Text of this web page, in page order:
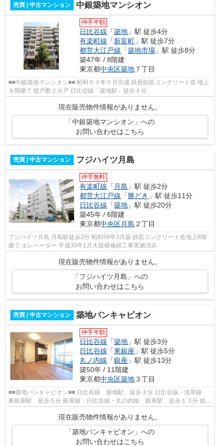
売買 | 中古マンション 中銀築地マンシオン
仲手半額
日比谷線 「築地 」駅 徒歩4分
有楽町線 「新富町 」駅 徒歩7分
都営大江戸線 「築地市場 」駅 徒歩8分
築47年 / 8階建
東京都中央区築地 ７丁目
■■中銀築地マンシオン■■ 昭和５４年６月完成 鉄骨鉄筋コンクリート造 地上
８階建て 総戸数２８戸 日比谷線「築地駅」徒歩４分
現在販売物件情報がありません。
「中銀築地マンシオン」への
お問い合わせはこちら
売買 | 中古マンション フジハイツ月島
仲手無料
有楽町線 「 月島 」駅 徒歩2分
都営大江戸線 「勝どき 」駅 徒歩11分
日比谷線 「築地 」駅 徒歩20分
築45年 / 6階建
東京都中央区月島 ２丁目
フジハイツ月島 月島駅徒歩2分 昭和56年3月築 鉄筋コンクリート造地上6階
建て エレベーター 平成30年1月大規模修繕工事実施済み
現在販売物件情報がありません。
「フジハイツ月島」への
お問い合わせはこちら
売買 | 中古マンション 築地バンキャビオン
仲手半額
日比谷線 「築地 」駅 徒歩3分
日比谷線 「東銀座 」駅 徒歩5分
丸ノ内線 「銀座 」駅 徒歩13分
築50年 / 11階建
東京都中央区築地３丁目
■■築地バンキャビオン■■ 日比谷線 築地駅 徒歩３分 日比谷線・浅草線
東銀座駅 徒歩５分 銀座線・日比谷線・丸の内線 銀座駅 徒歩１３分 総戸
現在販売物件情報がありません。
「築地バンキャビオン」への
お問い合わせはこちら